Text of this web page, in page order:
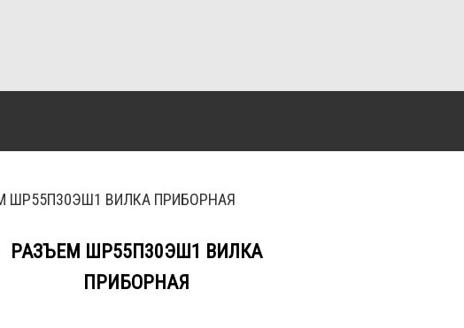
ШР55П30ЭШ1 ВИЛКА ПРИБОРНАЯ
РАЗЪЕМ ШР55П30ЭШ1 ВИЛКА
ПРИБОРНАЯ